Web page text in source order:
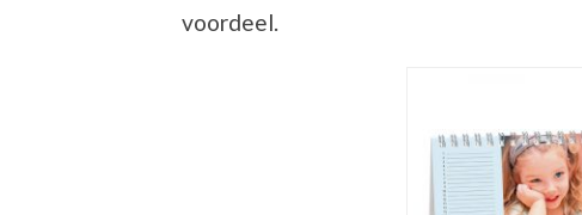
voordeel.